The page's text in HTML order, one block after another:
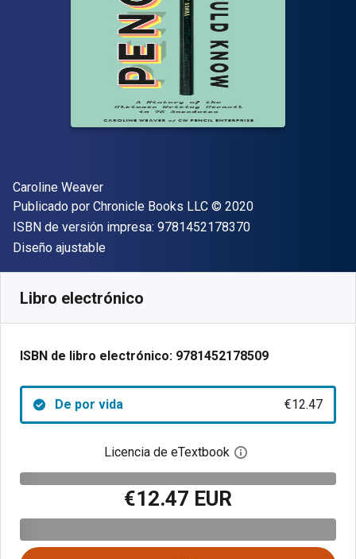
Autor(es)
Caroline Weaver
Editorial
Publicado por Chronicle Books LLC Copyright
© 2020
ISBN de versión impresa: 9781452178370"ISBN-13
Formato
Diseño ajustable
Libro electrónico
ISBN de libro electrónico: 9781452178509
De por vida €12.47
Licencia de eTextbook Abre el cuadro de
€12.47 EUR